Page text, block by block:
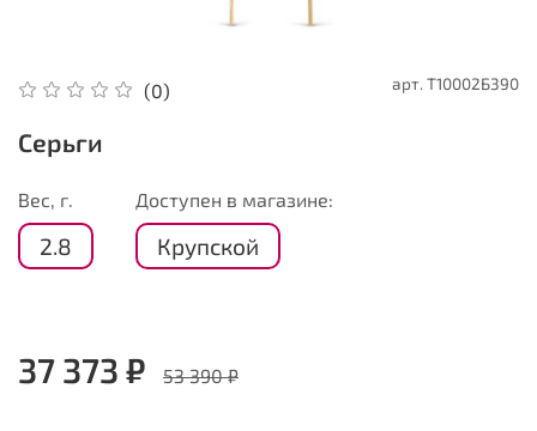
(0) арт. Т10002Б390
Серьги
Вес, г.
2.8
Доступен в магазине:
Крупской
37 373 ₽ 53 390 ₽